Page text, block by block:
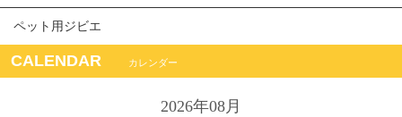
ペット用ジビエ
CALENDAR カレンダー
2026年08月